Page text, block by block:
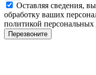
Оставляя сведения,
обработку ваших
политикой
Перезвоните